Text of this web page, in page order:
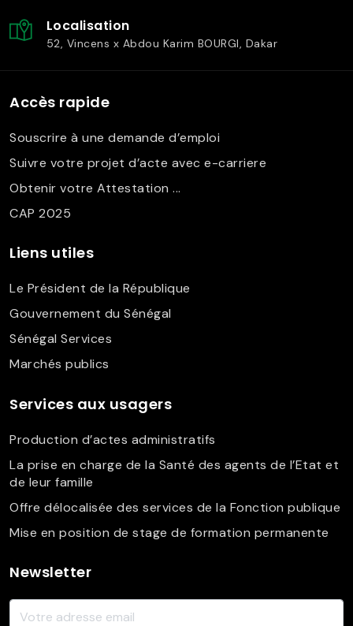
Localisation
52, Vincens x Abdou Karim BOURGI, Dakar
Accès rapide
Souscrire à une demande d’emploi
Suivre votre projet d’acte avec e-carriere
Obtenir votre Attestation ...
CAP 2025
Liens utiles
Le Président de la République
Gouvernement du Sénégal
Sénégal Services
Marchés publics
Services aux usagers
Production d’actes administratifs
La prise en charge de la Santé des agents de l’Etat et
de leur famille
Offre délocalisée des services de la Fonction publique
Mise en position de stage de formation permanente
Newsletter